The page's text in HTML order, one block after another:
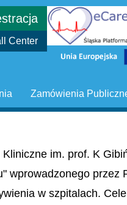
Center
Zamówienia
im. prof. K
wprowadzonego
w szpitalach.